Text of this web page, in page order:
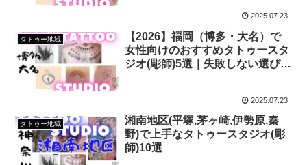
2025.07.23
タトゥー地域
【2026】福岡（博多・大名）で
女性向けのおすすめタトゥースタ
ジオ(彫師)5選｜失敗しない選び
2025.07.23
タトゥー地域
湘南地区(平塚,茅ヶ崎,伊勢原,秦
野)で上手なタトゥースタジオ(彫
師)10選